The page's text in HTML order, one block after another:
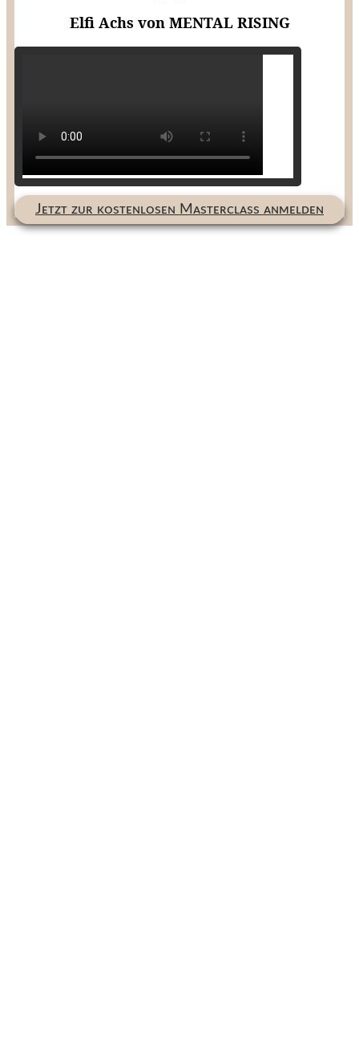
Elfi Achs von MENTAL RISING
Jᴇᴛᴢᴛ ᴢᴜʀ ᴋᴏsᴛᴇɴʟᴏsᴇɴ Mᴀsᴛᴇʀᴄʟᴀss ᴀɴᴍᴇʟᴅᴇɴ